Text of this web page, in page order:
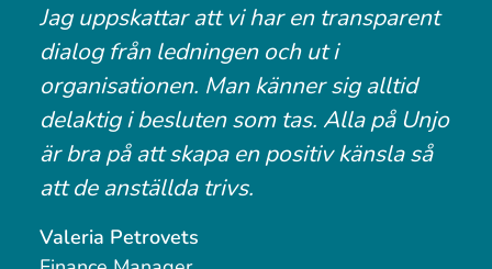
Jag uppskattar att vi har en transparent
dialog från ledningen och ut i
organisationen. Man känner sig alltid
delaktig i besluten som tas. Alla på Unjo
är bra på att skapa en positiv känsla så
att de anställda trivs.
Valeria Petrovets